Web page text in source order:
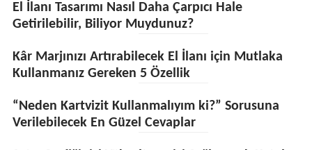
El İlanı Tasarımı Nasıl Daha Çarpıcı Hale
Getirilebilir, Biliyor Muydunuz?
Kâr Marjınızı Artırabilecek El İlanı için Mutlaka
Kullanmanız Gereken 5 Özellik
“Neden Kartvizit Kullanmalıyım ki?” Sorusuna
Verilebilecek En Güzel Cevaplar